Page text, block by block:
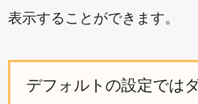
表示することができます。
デフォルトの設定では